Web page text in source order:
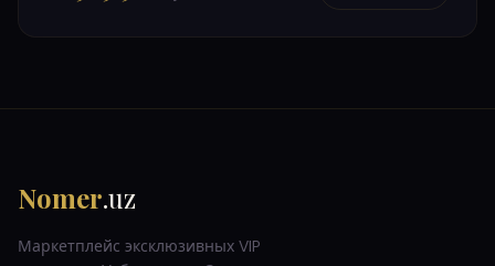
Nomer.uz
Маркетплейс эксклюзивных VIP